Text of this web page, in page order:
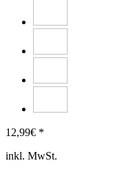
12,99€ *
inkl. MwSt.